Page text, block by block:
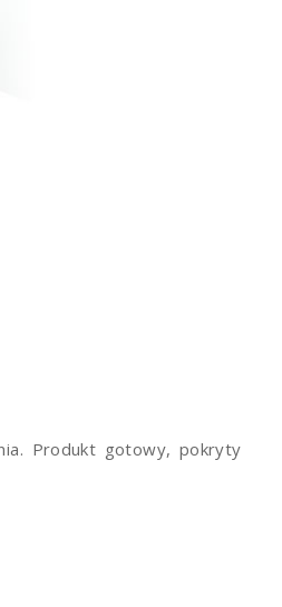
Produkt gotowy, pokryty